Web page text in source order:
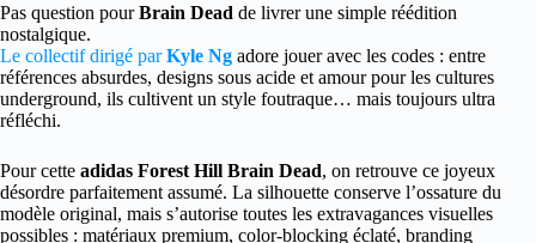
Pas question pourBrain Dead de livrer une simple réédition
nostalgique.
Le collectif dirigé parKyle Ng adore jouer avec les codes : entre
références absurdes, designs sous acide et amour pour les cultures
underground, ils cultivent un style foutraque… mais toujours ultra
réfléchi.
Pour cette adidas Forest Hill Brain Dead, on retrouve ce joyeux
désordre parfaitement assumé. La silhouette conserve l’ossature du
modèle original, mais s’autorise toutes les extravagances visuelles
possibles : matériaux premium, color-blocking éclaté, branding